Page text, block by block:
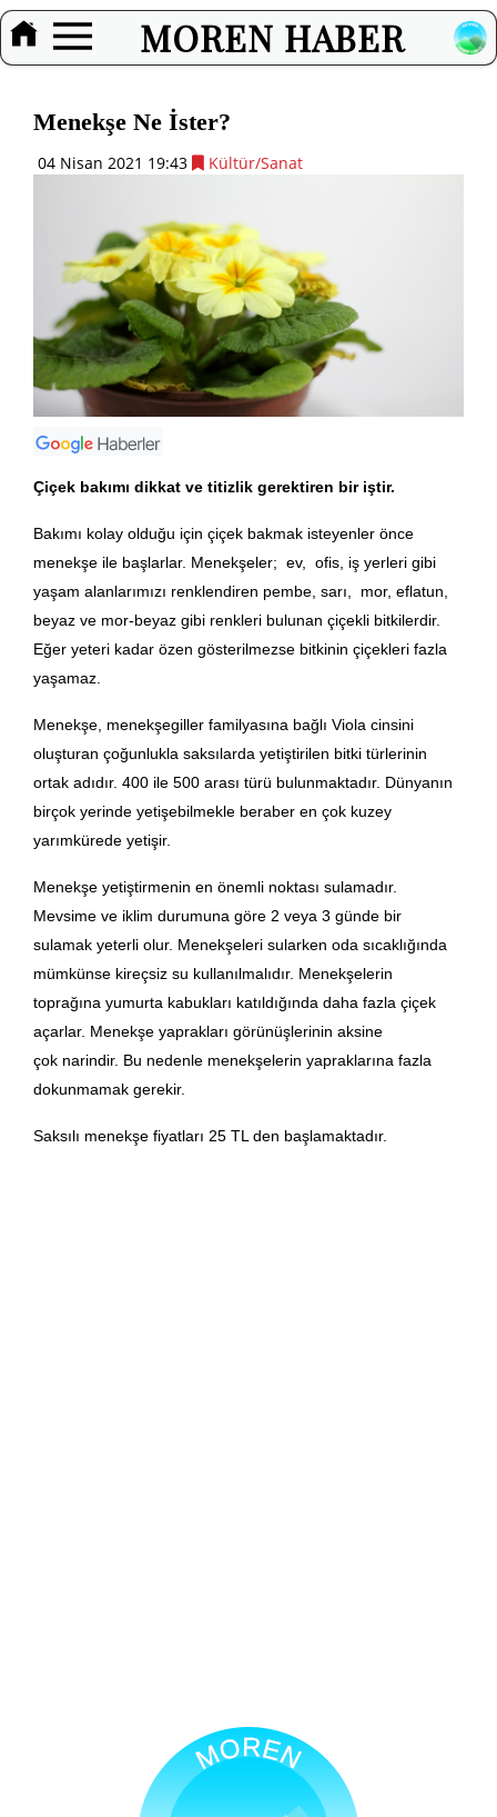
MOREN HABER
Menekşe Ne İster?
04 Nisan 2021 19:43 Kültür/Sanat
Çiçek bakımı dikkat ve titizlik gerektiren bir iştir.
Bakımı kolay olduğu için çiçek bakmak isteyenler önce
menekşe ile başlarlar. Menekşeler; ev, ofis, iş yerleri gibi
yaşam alanlarımızı renklendiren pembe, sarı, mor, eflatun,
beyaz ve mor-beyaz gibi renkleri bulunan çiçekli bitkilerdir.
Eğer yeteri kadar özen gösterilmezse bitkinin çiçekleri fazla
yaşamaz.
Menekşe, menekşegiller familyasına bağlı Viola cinsini
oluşturan çoğunlukla saksılarda yetiştirilen bitki türlerinin
ortak adıdır. 400 ile 500 arası türü bulunmaktadır. Dünyanın
birçok yerinde yetişebilmekle beraber en çok kuzey
yarımkürede yetişir.
Menekşe yetiştirmenin en önemli noktası sulamadır.
Mevsime ve iklim durumuna göre 2 veya 3 günde bir
sulamak yeterli olur. Menekşeleri sularken oda sıcaklığında
mümkünse kireçsiz su kullanılmalıdır. Menekşelerin
toprağına yumurta kabukları katıldığında daha fazla çiçek
açarlar. Menekşe yaprakları görünüşlerinin aksine
çok narindir. Bu nedenle menekşelerin yapraklarına fazla
dokunmamak gerekir.
Saksılı menekşe fiyatları 25 TL den başlamaktadır.